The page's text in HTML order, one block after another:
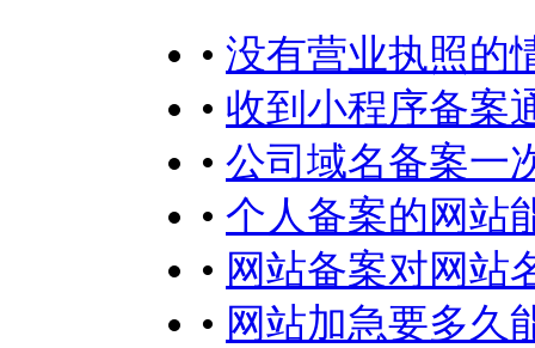
• 没有营业执照的
• 收到小程序备案
• 公司域名备案一
• 个人备案的网站
• 网站备案对网站
• 网站加急要多久